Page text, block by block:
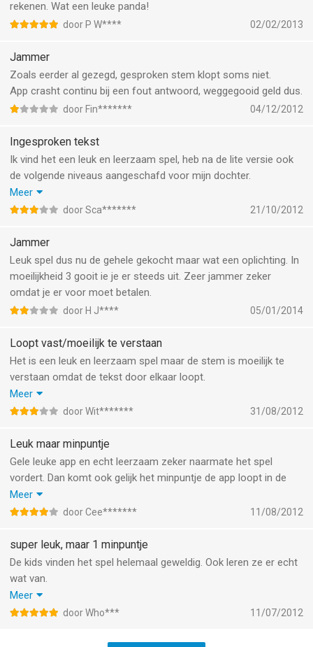
rekenen. Wat een leuke panda!
door P W**** 02/02/2013
Jammer
Zoals eerder al gezegd, gesproken stem klopt soms niet.
App crasht continu bij een fout antwoord, weggegooid geld dus.
door Fin******* 04/12/2012
Ingesproken tekst
Ik vind het een leuk en leerzaam spel, heb na de lite versie ook
de volgende niveaus aangeschafd voor mijn dochter.
De ingesproken tekst is echter slecht bij de vragen.
Tijdens de vraag wordt het gevraagde ertussendoor gezegd
Bijv.
Lola vraagt "Welk getal is?" Tijdens deze standaard zin wordt al
"een" of "vijf" uitgesproken. Het gevraagde is daardoor niet te
verstaan.
Opmerking over vorige recensie, het is al in het Nederlands!
Meer
door Sca******* 21/10/2012
Jammer
Leuk spel dus nu de gehele gekocht maar wat een oplichting. In
moeilijkheid 3 gooit ie je er steeds uit. Zeer jammer zeker
omdat je er voor moet betalen.
door H J**** 05/01/2014
Loopt vast/moeilijk te verstaan
Het is een leuk en leerzaam spel maar de stem is moeilijk te
verstaan omdat de tekst door elkaar loopt.
Ook loopt het spel vast in het 3e level! Zou niet moeten kunnen
voor het bedrag dat ik er voor betaald heb.
Meer
door Wit******* 31/08/2012
Leuk maar minpuntje
Gele leuke app en echt leerzaam zeker naarmate het spel
vordert. Dan komt ook gelijk het minpuntje de app loopt in de
derde opgave vast en er kan niet verder gespeeld worden echt
jammer app moet beëindigd worden en opnieuw starten maar
leerzaam bedacht...!
Meer
door Cee******* 11/08/2012
super leuk, maar 1 minpuntje
De kids vinden het spel helemaal geweldig. Ook leren ze er echt
wat van.
Het enige minpuntje is dat als ze bij een paar opgaven het getal
noemen dit tegelijk wordt gezegd met de opgaven. Hierdoor kun
Meer
door Who*** 11/07/2012